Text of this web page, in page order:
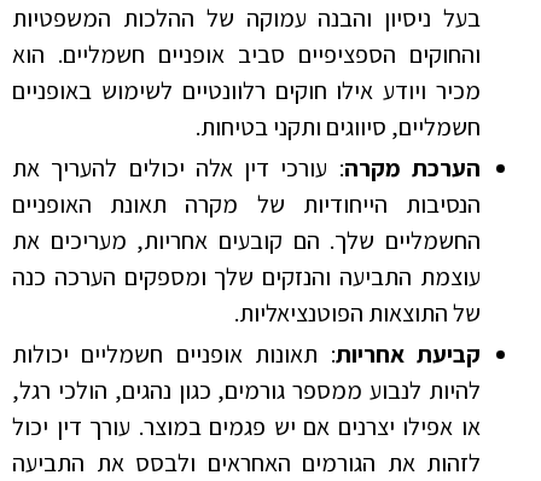
בעל ניסיון והבנה עמוקה של ההלכות המשפטיות
והחוקים הספציפיים סביב אופניים חשמליים. הוא
מכיר ויודע אילו חוקים רלוונטיים לשימוש באופניים
חשמליים, סיווגים ותקני בטיחות.
הערכת מקרה: עורכי דין אלה יכולים להעריך את
הנסיבות הייחודיות של מקרה תאונת האופניים
החשמליים שלך. הם קובעים אחריות, מעריכים את
עוצמת התביעה והנזקים שלך ומספקים הערכה כנה
של התוצאות הפוטנציאליות.
קביעת אחריות: תאונות אופניים חשמליים יכולות
להיות לנבוע ממספר גורמים, כגון נהגים, הולכי רגל,
או אפילו יצרנים אם יש פגמים במוצר. עורך דין יכול
לזהות את הגורמים האחראים ולבסס את התביעה